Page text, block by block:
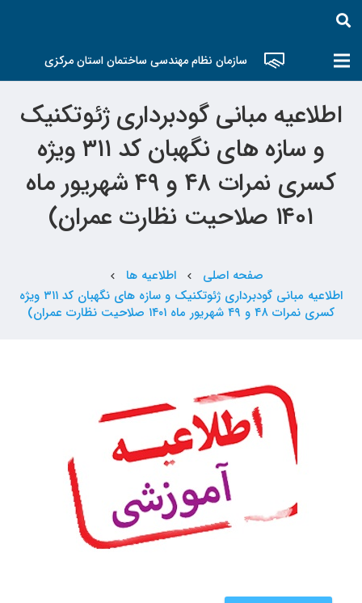
سازمان نظام مهندسی ساختمان استان مرکزی
اطلاعیه مبانی گودبرداری ژئوتکنیک
و سازه های نگهبان کد ۳۱۱ ویژه
کسری نمرات ۴۸ و ۴۹ شهریور ماه
۱۴۰۱ صلاحیت نظارت عمران)
صفحه اصلی chevron_left اطلاعیه ها chevron_left
اطلاعیه مبانی گودبرداری ژئوتکنیک و سازه های نگهبان کد ۳۱۱ ویژه
کسری نمرات ۴۸ و ۴۹ شهریور ماه ۱۴۰۱ صلاحیت نظارت عمران)